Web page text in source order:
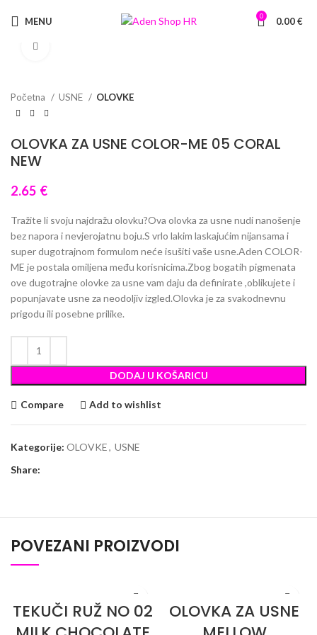
MENU 0 0.00€
Početna USNE OLOVKE
OLOVKA ZA USNE COLOR-ME 05 CORAL
NEW
2.65 €
Tražite li svoju najdražu olovku?Ova olovka za usne nudi nanošenje
bez napora i nevjerojatnu boju.S vrlo lakim laskajućim nijansama i
super dugotrajnom formulom neće isušiti vaše usne.Aden COLOR-
ME je postala omiljena među korisnicima.Zbog bogatih pigmenata
ove dugotrajne olovke za usne vam daju da definirate ,oblikujete i
popunjavate usne za neodoljiv izgled.Olovka je za svakodnevnu
prigodu ili posebne prilike.
DODAJ U KOŠARICU
Compare Add to wishlist
Kategorije: OLOVKE, USNE
Share:
POVEZANI PROIZVODI
TEKUČI RUŽ NO 02
OLOVKA ZA USNE